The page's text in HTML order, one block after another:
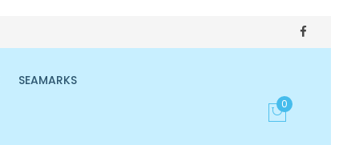
SEAMARKS
0